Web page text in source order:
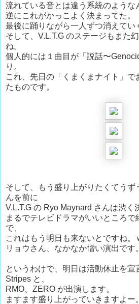
流れている音とは違う系統のような
逆にこれがかっこよく決まってた。
最後に踊りながら一人ずつ消えてい
そして、V.L.T.G のステージもまた
ね。
個人的には１曲目が「説話〜
り。
これ、先日の「くまくまナイト」
たものです。
そして、もう盛り上がりたくてうず
んを前に
V.L.T.G の Ryo Maynard さんは渋く
まるでテレビドラマがいいところで
で、
これはもう明日も来ないとですね。
リョウさん、なかなか憎い演出です
というわけで、明日は活動休止を宣
Stripes と、
RMO、ZERO が出演します。
ますます盛り上がっていきますよー。